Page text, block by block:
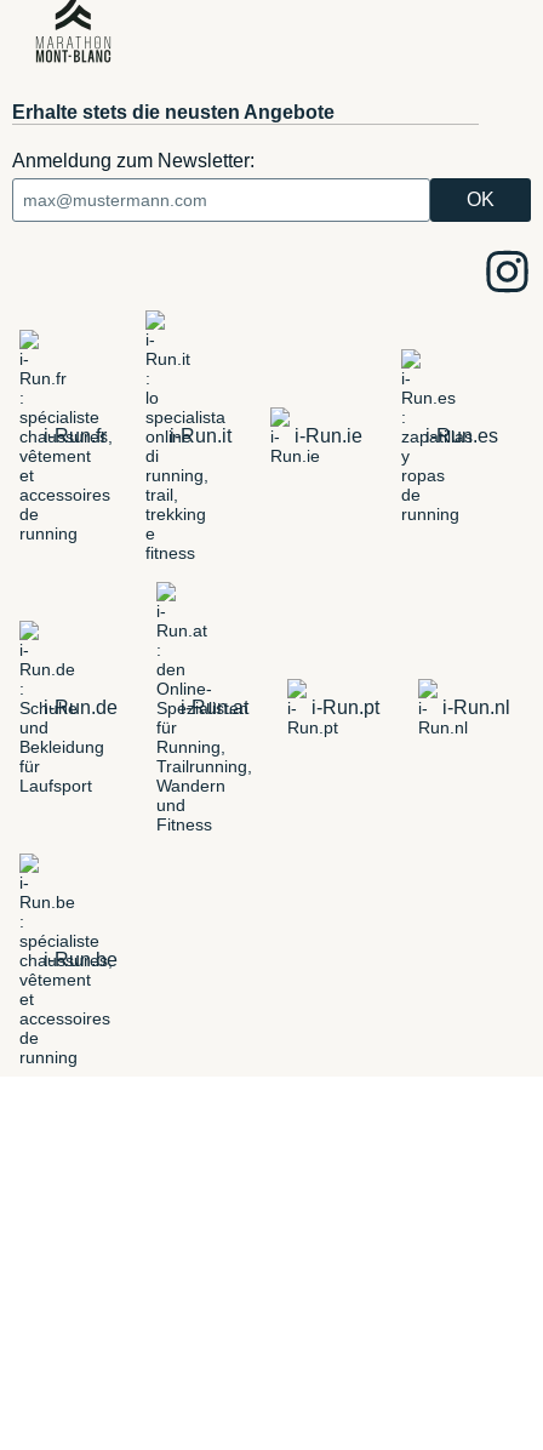
Erhalte stets die neusten Angebote
Anmeldung zum Newsletter:
i-Run.fr i-Run.it i-Run.ie i-Run.es
i-Run.de i-Run.at i-Run.pt i-Run.nl
i-Run.be